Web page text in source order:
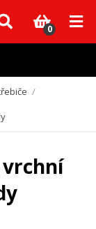
nejsou skladem,
0
/
vrchní